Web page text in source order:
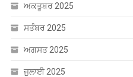
ਅਕਤੂਬਰ 2025
ਸਤੰਬਰ 2025
ਅਗਸਤ 2025
ਜੁਲਾਈ 2025